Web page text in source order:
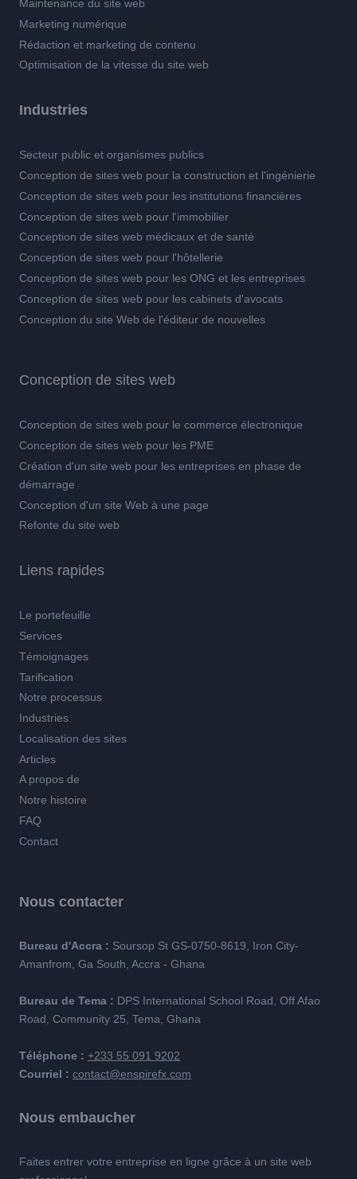
Maintenance du site web
Marketing numérique
Rédaction et marketing de contenu
Optimisation de la vitesse du site web
Industries
Secteur public et organismes publics
Conception de sites web pour la construction et l'ingénierie
Conception de sites web pour les institutions financières
Conception de sites web pour l'immobilier
Conception de sites web médicaux et de santé
Conception de sites web pour l'hôtellerie
Conception de sites web pour les ONG et les entreprises
Conception de sites web pour les cabinets d'avocats
Conception du site Web de l'éditeur de nouvelles
Conception de sites web
Conception de sites web pour le commerce électronique
Conception de sites web pour les PME
Création d'un site web pour les entreprises en phase de
démarrage
Conception d'un site Web à une page
Refonte du site web
Liens rapides
Le portefeuille
Services
Témoignages
Tarification
Notre processus
Industries
Localisation des sites
Articles
A propos de
Notre histoire
FAQ
Contact
Nous contacter
Bureau d'Accra : Soursop St GS-0750-8619, Iron City-
Amanfrom, Ga South, Accra - Ghana
Bureau de Tema : DPS International School Road, Off Afao
Road, Community 25, Tema, Ghana
Téléphone : +233 55 091 9202
Courriel : contact@enspirefx.com
Nous embaucher
Faites entrer votre entreprise en ligne grâce à un site web